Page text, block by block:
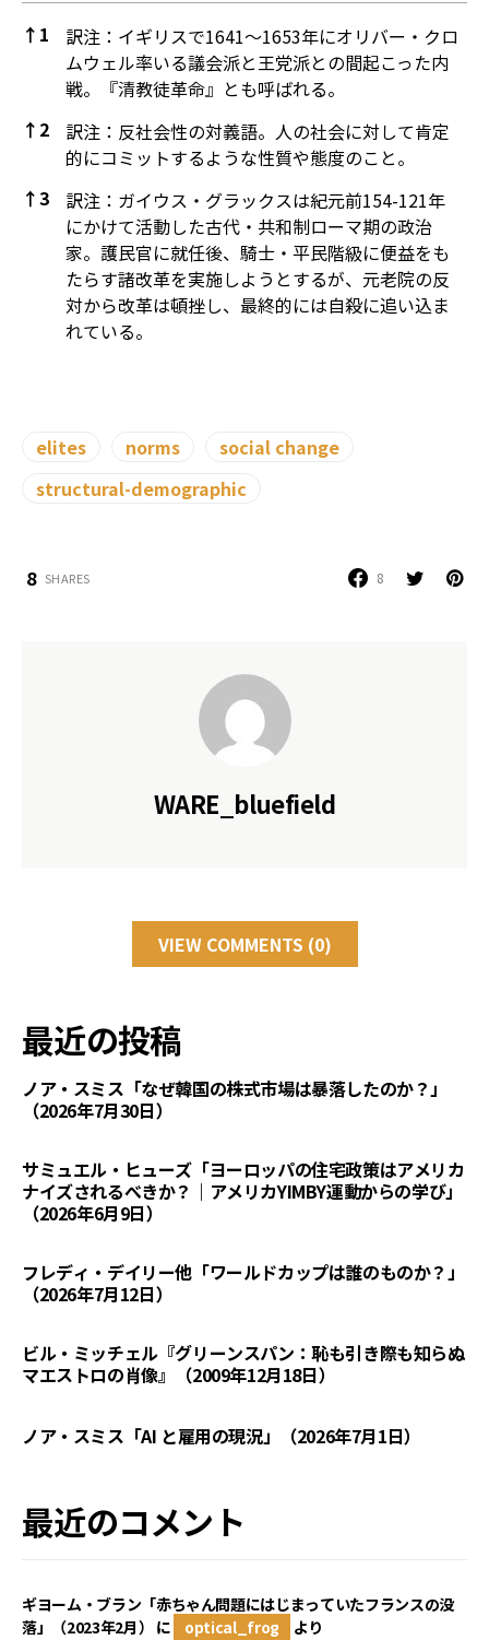
↑ 1
訳注：イギリスで1641～1653年にオリバー・クロ
ムウェル率いる議会派と王党派との間起こった内
戦。『清教徒革命』とも呼ばれる。
↑ 2
訳注：反社会性の対義語。人の社会に対して肯定
的にコミットするような性質や態度のこと。
↑3
訳注：ガイウス・グラックスは紀元前154-121年
にかけて活動した古代・共和制ローマ期の政治
家。護民官に就任後、騎士・平民階級に便益をも
たらす諸改革を実施しようとするが、元老院の反
対から改革は頓挫し、最終的には自殺に追い込ま
れている。
elites norms
social change
structural-demographic
8 SHARES 8
WARE_bluefield
VIEW COMMENTS (0)
最近の投稿
ノア・スミス「なぜ韓国の株式市場は暴落したのか？」
（2026年7月30日）
サミュエル・ヒューズ「ヨーロッパの住宅政策はアメリカ
ナイズされるべきか？｜アメリカYIMBY運動からの学び」
（2026年6月9日）
フレディ・デイリー他「ワールドカップは誰のものか？」
（2026年7月12日）
ビル・ミッチェル『グリーンスパン：恥も引き際も知らぬ
マエストロの肖像』（2009年12月18日）
ノア・スミス「AI と雇用の現況」（2026年7月1日）
最近のコメント
ギヨーム・ブラン「赤ちゃん問題にはじまっていたフランスの没
落」（2023年2月） に optical_frog より